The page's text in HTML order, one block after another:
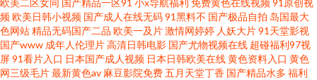
欧美二区女同 国产精品一区91 小x导航福利 免费黄色在线视频91原创视
频欧美日韩小视频 国产成人在线无码91黑料不 国产极品自拍 岛国最大
色网站精品无码国产二品 欧美一及片激情网婷婷 人妖大片91天堂影视
国产www 成年人伦理片高清日韩电影 国产尤物视频在线 超碰福利97视
屏91看片入口 日本国产成人视频 日本日韩欧美在线黄色资料入口 黄色
网三级毛片最新黄色av 麻豆影院免费五月天堂丁香 国产精品水多 福利